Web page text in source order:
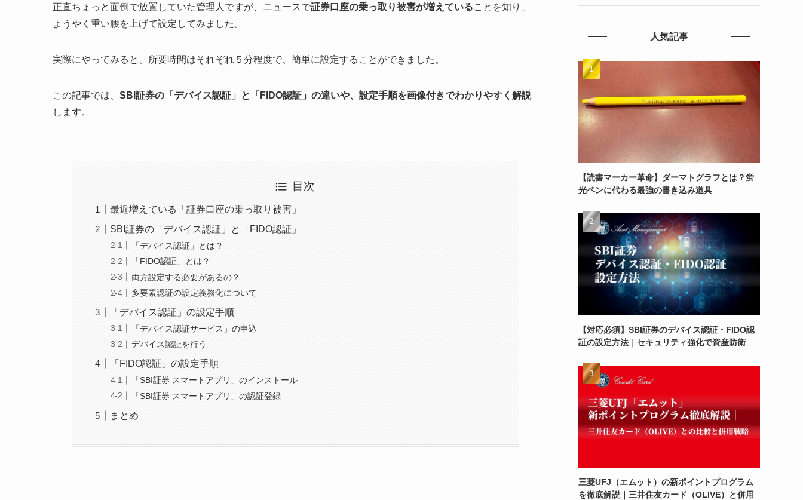
正直ちょっと面倒で放置していた管理人ですが、ニュースで証券口座の乗っ取り被害が増えていることを知り、
ようやく重い腰を上げて設定してみました。
実際にやってみると、所要時間はそれぞれ５分程度で、簡単に設定することができました。
この記事では、 SBI証券の「デバイス認証」と「FIDO認証」の違いや、設定手順を画像付きでわかりやすく解説
します。
目次
最近増えている「証券口座の乗っ取り被害」
SBI証券の「デバイス認証」と「FIDO認証」
「デバイス認証」とは？
「FIDO認証」とは？
両方設定する必要があるの？
多要素認証の設定義務化について
「デバイス認証」の設定手順
「デバイス認証サービス」の申込
デバイス認証を行う
「FIDO認証」の設定手順
「SBI証券 スマートアプリ」のインストール
「SBI証券 スマートアプリ」の認証登録
まとめ
人気記事
【読書マーカー革命】ダーマトグラフとは？蛍
光ペンに代わる最強の書き込み道具
【対応必須】SBI証券のデバイス認証・FIDO認
証の設定方法｜セキュリティ強化で資産防衛
三菱UFJ（エムット）の新ポイントプログラム
を徹底解説｜三井住友カード（OLIVE）と併用